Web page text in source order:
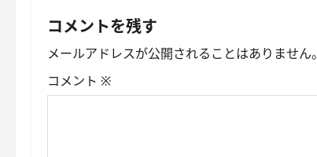
ゲ
ー
シ
コメントを残す
メールアドレスが公開されることはありません。
コメント ※